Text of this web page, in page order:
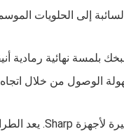
إلى الحلويات
بلمسة نهائية رمادية
الوصول من خلال